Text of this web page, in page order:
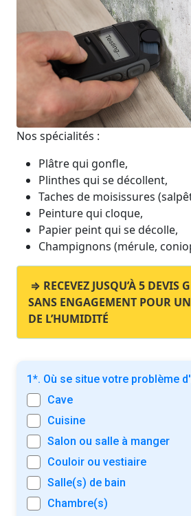
Nos spécialités :
Plâtre qui gonfle,
Plinthes qui se décollent,
Taches de moisissures
Peinture qui cloque,
Papier peint qui se décolle,
Champignons (mérule,
⇒ RECEVEZ JUSQU’À 5 DEVIS
SANS ENGAGEMENT POUR
DE L’HUMIDITÉ
1*. Où se situe votre problème
Cave
Cuisine
Salon ou salle à manger
Couloir ou vestiaire
Salle(s) de bain
Chambre(s)